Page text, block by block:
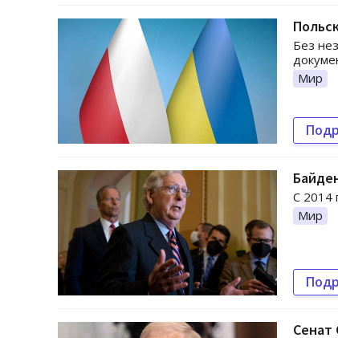
Без
Мир
С 2014
Мир
Сенат